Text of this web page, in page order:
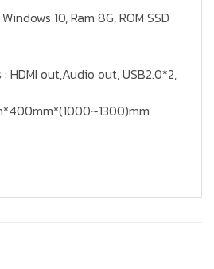
10, Ram 8G, ROM SSD
HDMI out,Audio out, USB2.0*2,